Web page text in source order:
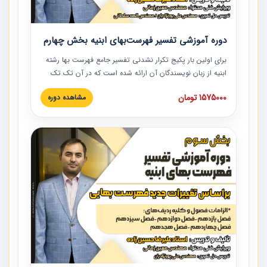
دوره آموزشی تفسیر فهرست‌بهای ابنیه بخش چهارم
برای اولین بار پکیج تکرار نشدنی تفسیر جامع فهرست بها رشته
ابنیه از زبان نویسندگان آن ارائه شده است که در آن تک تک
ردیف ها و مطالب فهرست بها تفسیر و ارائه شده است. این
دوره به صورت کامل تصویری بوده و به همراه تصاویر عملیات
دوره با کلام مهندس علیرضاحسین‌زاده مدیر پروژه مهندسی
مشاور در امر بازنگری فهرست بها رشته ابنیه ارائه شده و به تمام
همکارانی که در حوزه صنعت ساخت در حال فعالیت هستند حتما
توصیه می کنیم از مطالب این دوره استفاده نمایند.
1575000 تومان مشاهده دوره